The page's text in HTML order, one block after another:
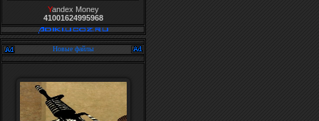
Yandex Money
41001624995968
Новые файлы